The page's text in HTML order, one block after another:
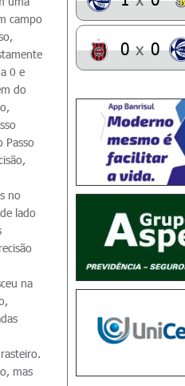
campo
0 e
do
Passo
no
lado
na
mas
0 x 0